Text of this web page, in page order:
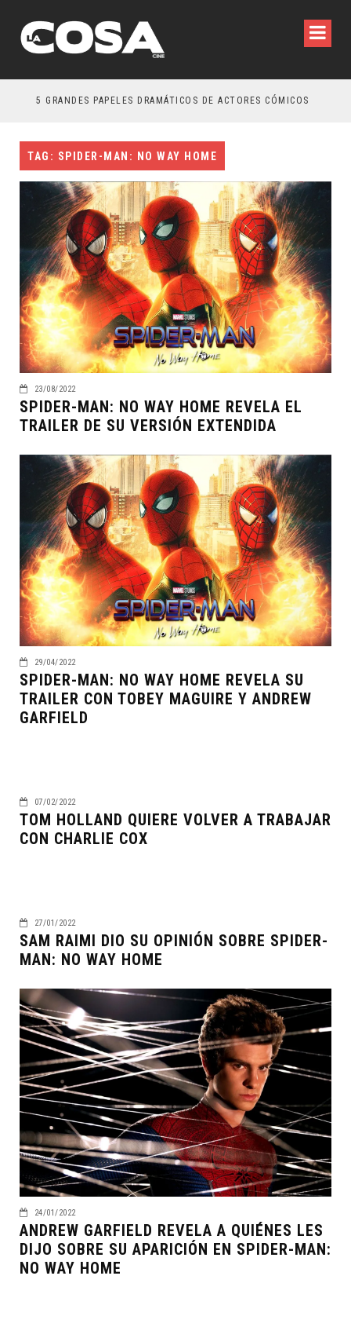
5 GRANDES PAPELES DRAMÁTICOS DE ACTORES CÓMICOS
TAG: SPIDER-MAN: NO WAY HOME
23/08/2022
SPIDER-MAN: NO WAY HOME REVELA EL
TRAILER DE SU VERSIÓN EXTENDIDA
29/04/2022
SPIDER-MAN: NO WAY HOME REVELA SU
TRAILER CON TOBEY MAGUIRE Y ANDREW
GARFIELD
07/02/2022
TOM HOLLAND QUIERE VOLVER A TRABAJAR
CON CHARLIE COX
27/01/2022
SAM RAIMI DIO SU OPINIÓN SOBRE SPIDER-
MAN: NO WAY HOME
24/01/2022
ANDREW GARFIELD REVELA A QUIÉNES LES
DIJO SOBRE SU APARICIÓN EN SPIDER-MAN:
NO WAY HOME